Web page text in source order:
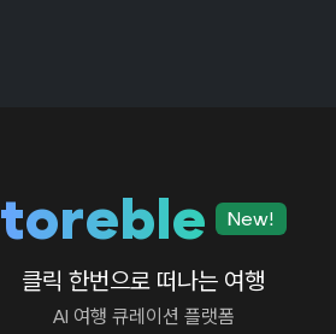
toreble New!
클릭 한번으로 떠나는 여행
AI 여행 큐레이션 플랫폼